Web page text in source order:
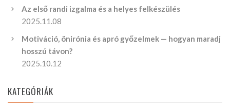
Az első randi izgalma és a helyes felkészülés
2025.11.08
Motiváció, önirónia és apró győzelmek — hogyan maradj
hosszú távon?
2025.10.12
KATEGÓRIÁK